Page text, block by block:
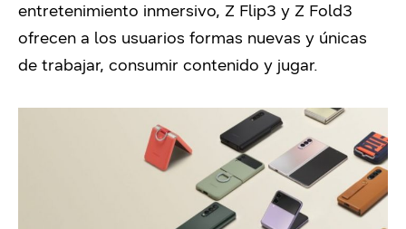
entretenimiento inmersivo, Z Flip3 y Z Fold3
ofrecen a los usuarios formas nuevas y únicas
de trabajar, consumir contenido y jugar.